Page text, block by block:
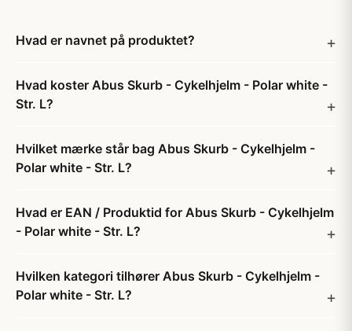
Hvad er navnet på produktet?
Hvad koster Abus Skurb - Cykelhjelm - Polar white -
Str. L?
Hvilket mærke står bag Abus Skurb - Cykelhjelm -
Polar white - Str. L?
Hvad er EAN / Produktid for Abus Skurb - Cykelhjelm
- Polar white - Str. L?
Hvilken kategori tilhører Abus Skurb - Cykelhjelm -
Polar white - Str. L?